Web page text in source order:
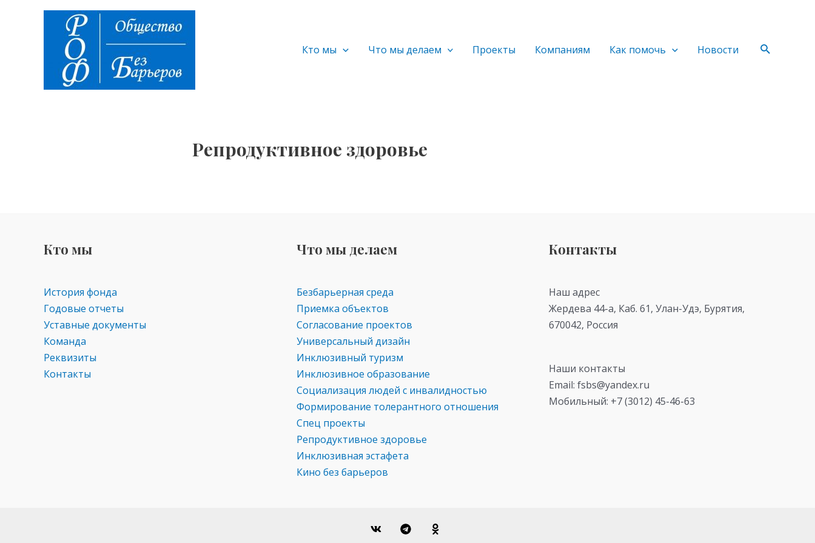
содержимому
Кто мы Что мы делаем Проекты Компаниям Как помочь Новости Поиск
Репродуктивное здоровье
Кто мы
История фонда
Годовые отчеты
Уставные документы
Команда
Реквизиты
Контакты
Что мы делаем
Безбарьерная среда
Приемка объектов
Согласование проектов
Универсальный дизайн
Инклюзивный туризм
Инклюзивное образование
Социализация людей с инвалидностью
Формирование толерантного отношения
Спец проекты
Репродуктивное здоровье
Инклюзивная эстафета
Кино без барьеров
Контакты
Наш адрес
Жердева 44-а, Каб. 61, Улан-Удэ, Бурятия,
670042, Россия
Наши контакты
Email: fsbs@yandex.ru
Мобильный: +7 (3012) 45-46-63